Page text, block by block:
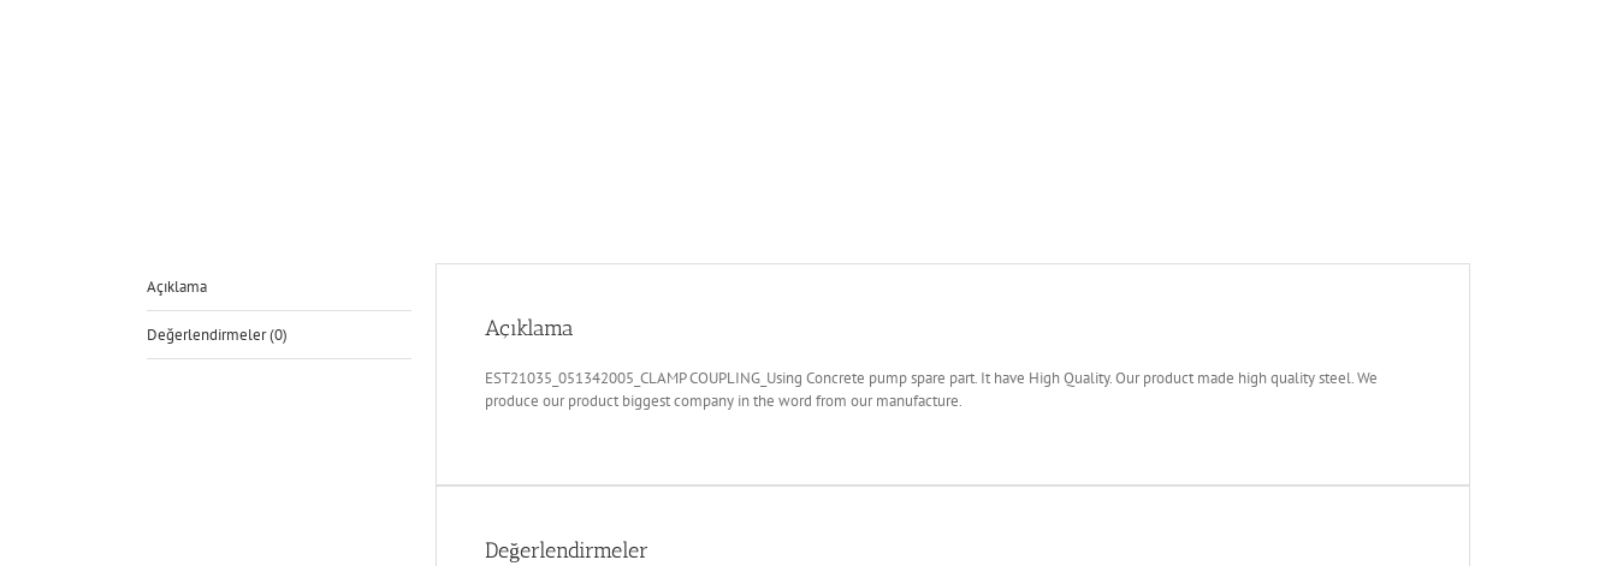
Açıklama
Değerlendirmeler (0) Açıklama
EST21035_051342005_CLAMP COUPLING_Using Concrete pump spare part. It have High Quality. Our product made high quality steel. We
produce our product biggest company in the word from our manufacture.
Değerlendirmeler